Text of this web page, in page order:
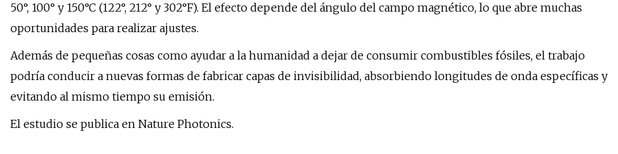
50°, 100° y 150°C (122°, 212° y 302°F). El efecto depende del ángulo del campo magnético, lo que abre muchas
oportunidades para realizar ajustes.
Además de pequeñas cosas como ayudar a la humanidad a dejar de consumir combustibles fósiles, el trabajo
podría conducir a nuevas formas de fabricar capas de invisibilidad, absorbiendo longitudes de onda específicas y
evitando al mismo tiempo su emisión.
El estudio se publica en Nature Photonics.